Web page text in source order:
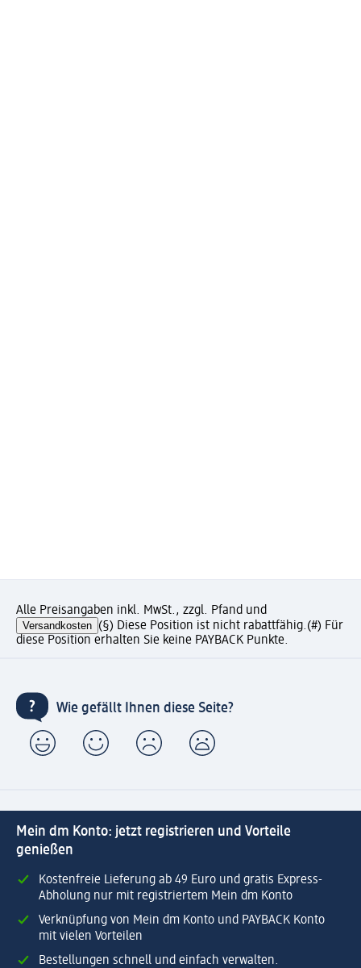
Alle Preisangaben inkl. MwSt., zzgl. Pfand und
Versandkosten (§) Diese Position ist nicht rabattfähig.(#) Für
diese Position erhalten Sie keine PAYBACK Punkte.
Wie gefällt Ihnen diese Seite?
Mein dm Konto: jetzt registrieren und Vorteile
genießen
Kostenfreie Lieferung ab 49 Euro und gratis Express-
Abholung nur mit registriertem Mein dm Konto
Verknüpfung von Mein dm Konto und PAYBACK Konto
mit vielen Vorteilen
Bestellungen schnell und einfach verwalten.